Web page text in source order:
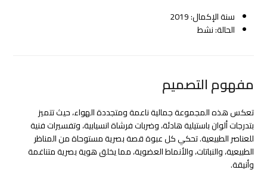
سنة الإكمال: 2019
الحالة: نشط
مفهوم التصميم
تعكس هذه المجموعة جمالية ناعمة ومتجددة الهواء، حيث تتميز
بتدرجات ألوان باستيلية هادئة، وضربات فرشاة انسيابية، وتفسيرات فنية
للعناصر الطبيعية. تحكي كل عبوة قصة بصرية مستوحاة من المناظر
الطبيعية، والنباتات، والأنماط العضوية، مما يخلق هوية بصرية متناغمة
وأنيقة.